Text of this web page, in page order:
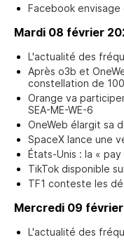
Facebook
Mardi 08 février
L'actualité des
Après o3b et
constellation de
Orange va
SEA-ME-WE-6
OneWeb élargit sa
SpaceX lance une
États-Unis : la «
TikTok disponible
TF1 conteste les
Mercredi 09
L'actualité des